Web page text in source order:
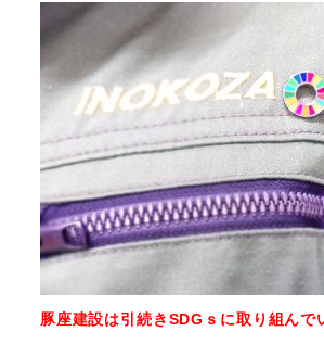
豚座建設は引続きSDGｓに取り組んで